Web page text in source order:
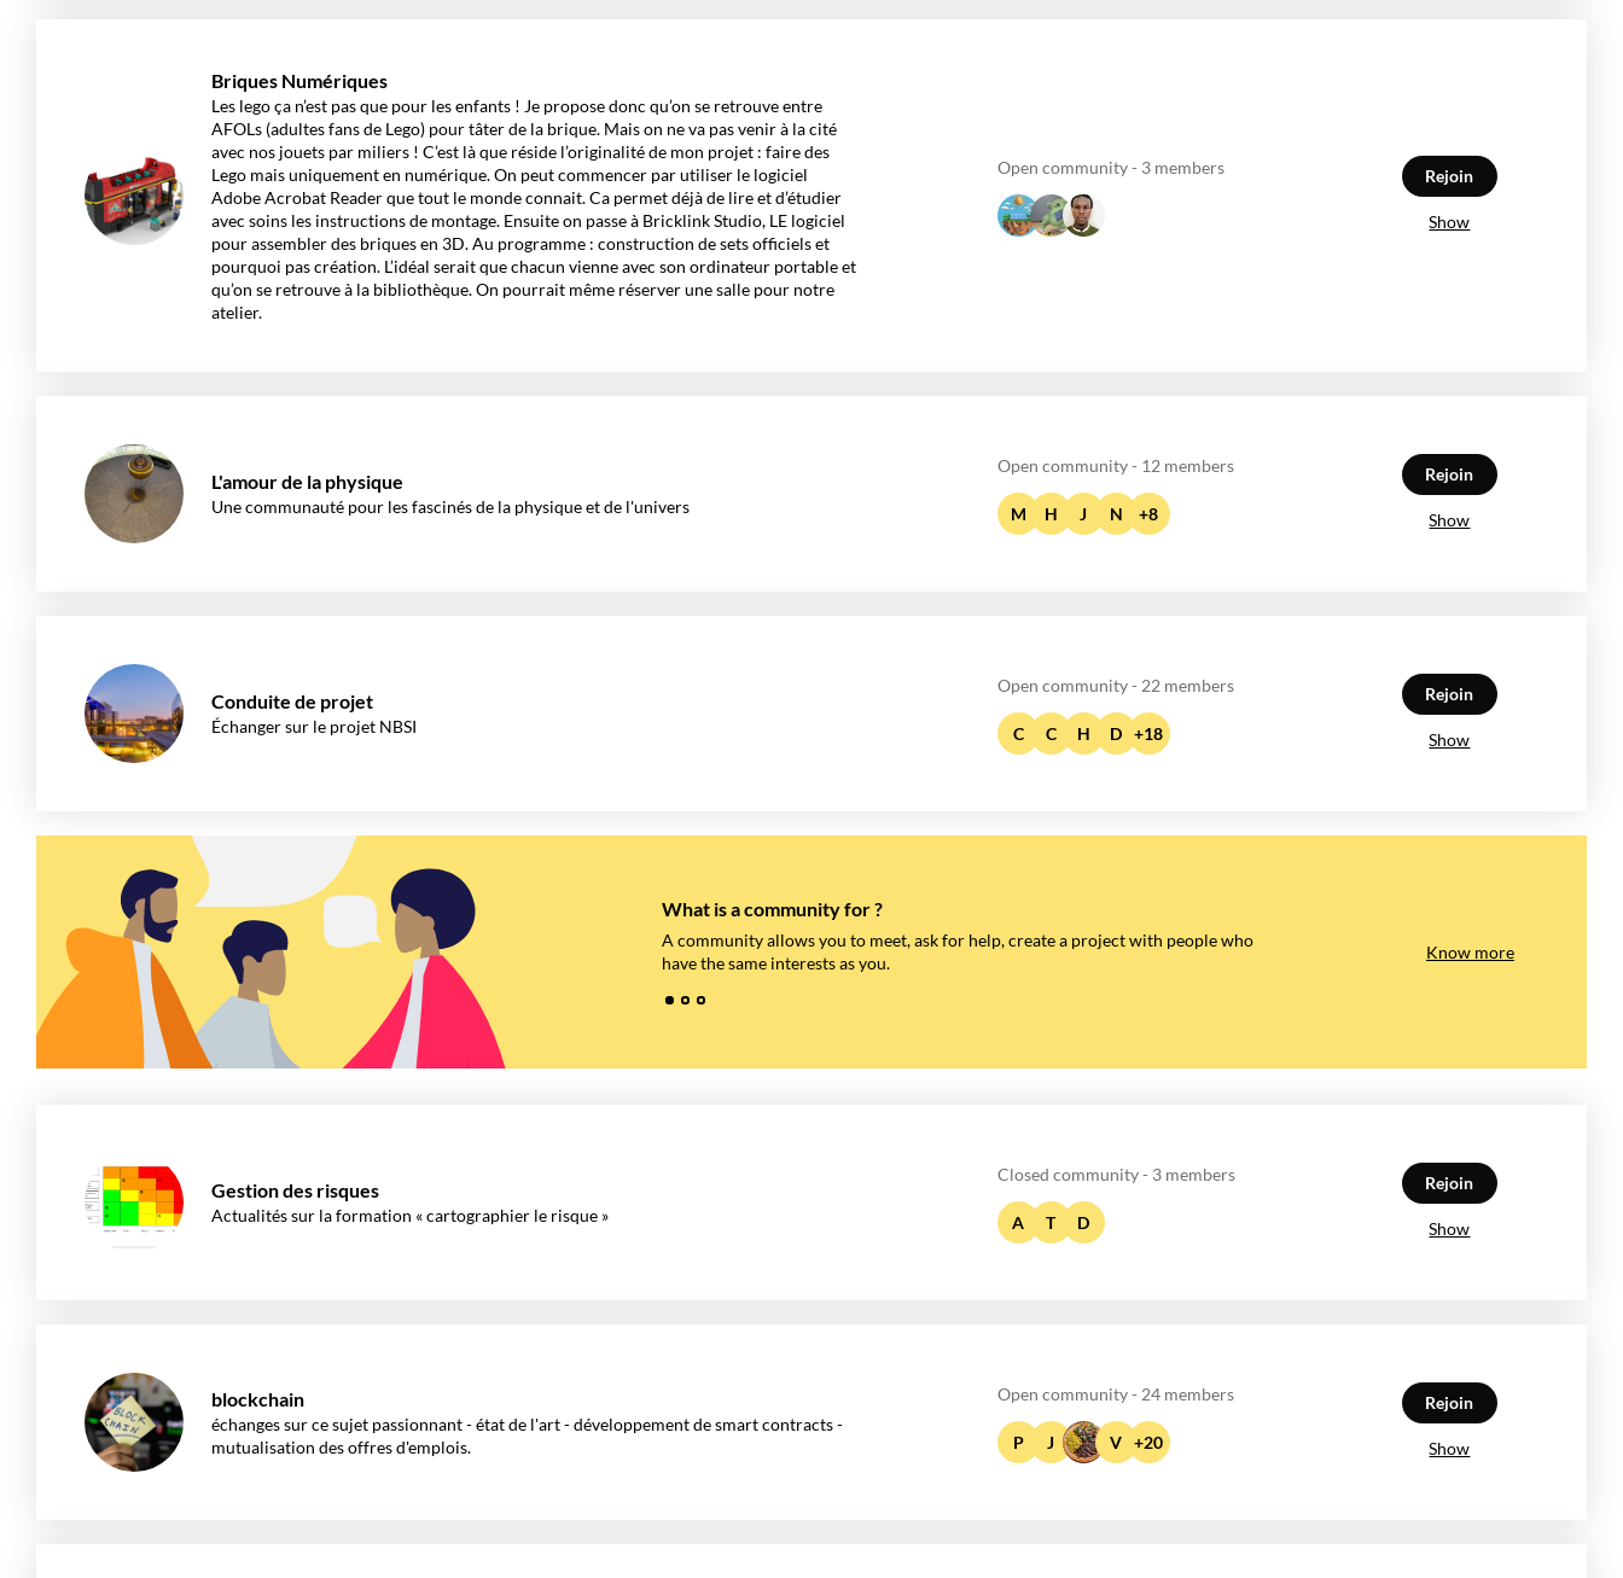
Briques Numériques
Les lego ça n’est pas que pour les enfants ! Je propose donc qu’on se retrouve entre
AFOLs (adultes fans de Lego) pour tâter de la brique. Mais on ne va pas venir à la cité
avec nos jouets par miliers ! C’est là que réside l’originalité de mon projet : faire des
Lego mais uniquement en numérique. On peut commencer par utiliser le logiciel
Adobe Acrobat Reader que tout le monde connait. Ca permet déjà de lire et d’étudier
avec soins les instructions de montage. Ensuite on passe à Bricklink Studio, LE logiciel
pour assembler des briques en 3D. Au programme : construction de sets officiels et
pourquoi pas création. L’idéal serait que chacun vienne avec son ordinateur portable et
qu’on se retrouve à la bibliothèque. On pourrait même réserver une salle pour notre
atelier.
Open community - 3 members Rejoin
Show
L'amour de la physique
Une communauté pour les fascinés de la physique et de l'univers
Open community - 12 members
M H J N +8
Rejoin
Show
Conduite de projet
Échanger sur le projet NBSI
Open community - 22 members
C C H D +18
Rejoin
Show
What is a community for ?
A community allows you to meet, ask for help, create a project with people who
have the same interests as you.
other members of the community having the
Know more
Gestion des risques
Actualités sur la formation « cartographier le risque »
Closed community - 3 members
A T D
Rejoin
Show
blockchain
échanges sur ce sujet passionnant - état de l'art - développement de smart contracts -
mutualisation des offres d'emplois.
Open community - 24 members
P J V +20
Rejoin
Show